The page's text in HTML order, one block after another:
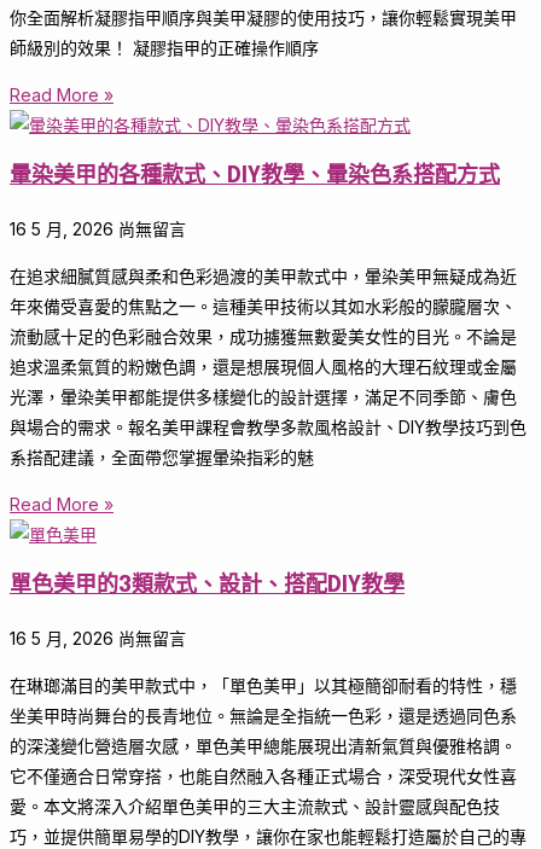
你全面解析凝膠指甲順序與美甲凝膠的使用技巧，讓你輕鬆實現美甲
師級別的效果！ 凝膠指甲的正確操作順序
Read More »
暈染美甲的各種款式、DIY教學、暈染色系搭配方式
16 5 月, 2026 尚無留言
在追求細膩質感與柔和色彩過渡的美甲款式中，暈染美甲無疑成為近
年來備受喜愛的焦點之一。這種美甲技術以其如水彩般的朦朧層次、
流動感十足的色彩融合效果，成功擄獲無數愛美女性的目光。不論是
追求溫柔氣質的粉嫩色調，還是想展現個人風格的大理石紋理或金屬
光澤，暈染美甲都能提供多樣變化的設計選擇，滿足不同季節、膚色
與場合的需求。報名美甲課程會教學多款風格設計、DIY教學技巧到色
系搭配建議，全面帶您掌握暈染指彩的魅
Read More »
單色美甲的3類款式、設計、搭配DIY教學
16 5 月, 2026 尚無留言
在琳瑯滿目的美甲款式中，「單色美甲」以其極簡卻耐看的特性，穩
坐美甲時尚舞台的長青地位。無論是全指統一色彩，還是透過同色系
的深淺變化營造層次感，單色美甲總能展現出清新氣質與優雅格調。
它不僅適合日常穿搭，也能自然融入各種正式場合，深受現代女性喜
愛。本文將深入介紹單色美甲的三大主流款式、設計靈感與配色技
巧，並提供簡單易學的DIY教學，讓你在家也能輕鬆打造屬於自己的專